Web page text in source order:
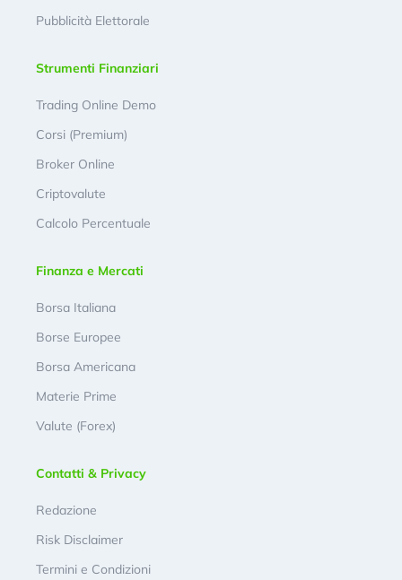
Pubblicità Elettorale
Strumenti Finanziari
Trading Online Demo
Corsi (Premium)
Broker Online
Criptovalute
Calcolo Percentuale
Finanza e Mercati
Borsa Italiana
Borse Europee
Borsa Americana
Materie Prime
Valute (Forex)
Contatti & Privacy
Redazione
Risk Disclaimer
Termini e Condizioni